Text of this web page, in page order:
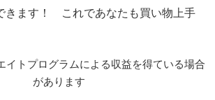
きます！ これであなたも買い物上手
イトプログラムによる収益を得ている場合
があります